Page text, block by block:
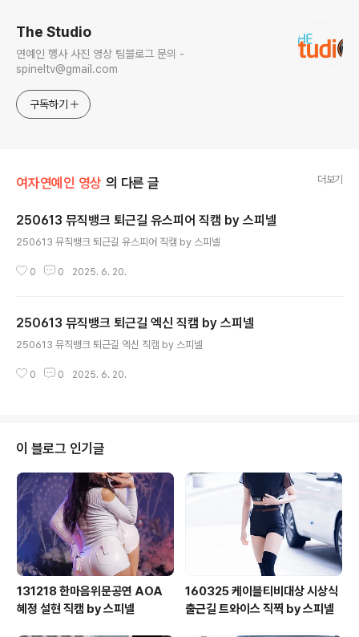
The Studio
연예인 행사 사진 영상 팀블로그 문의 -
spineltv@gmail.com
구독하기
여자연예인 영상 의 다른 글 더보기
250613 뮤직뱅크 퇴근길 유스피어 직캠 by 스피넬
250613 뮤직뱅크 퇴근길 유스피어 직캠 by 스피넬
0 0 2025. 6. 20.
250613 뮤직뱅크 퇴근길 엑신 직캠 by 스피넬
250613 뮤직뱅크 퇴근길 엑신 직캠 by 스피넬
0 0 2025. 6. 20.
이 블로그 인기글
131218 한마음위문공연 AOA
혜정 설현 직캠 by 스피넬
160325 케이블티비대상 시상식
출근길 트와이스 직찍 by 스피넬